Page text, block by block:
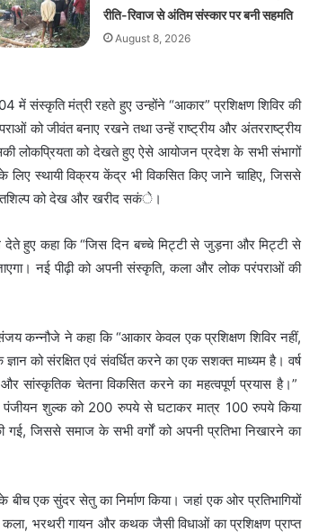
रीति-रिवाज से अंतिम संस्कार पर बनी सहमति
August 8, 2026
संस्कृति मंत्री रहते हुए उन्होंने “आकार” प्रशिक्षण शिविर की
को जीवंत बनाए रखने तथा उन्हें राष्ट्रीय और अंतरराष्ट्रीय
लोकप्रियता को देखते हुए ऐसे आयोजन प्रदेश के सभी संभागों
स्थायी विक्रय केंद्र भी विकसित किए जाने चाहिए, जिससे
को देख और खरीद सकंे।
हुए कहा कि “जिस दिन बच्चे मिट्टी से जुड़ना और मिट्टी से
नई पीढ़ी को अपनी संस्कृति, कला और लोक परंपराओं की
कन्नौजे ने कहा कि “आकार केवल एक प्रशिक्षण शिविर नहीं,
को संरक्षित एवं संवर्धित करने का एक सशक्त माध्यम है। वर्ष
सांस्कृतिक चेतना विकसित करने का महत्वपूर्ण प्रयास है।”
पंजीयन शुल्क को 200 रुपये से घटाकर मात्र 100 रुपये किया
गई, जिससे समाज के सभी वर्गों को अपनी प्रतिभा निखारने का
एक सुंदर सेतु का निर्माण किया। जहां एक ओर प्रतिभागियों
कला, भरथरी गायन और कथक जैसी विधाओं का प्रशिक्षण प्राप्त